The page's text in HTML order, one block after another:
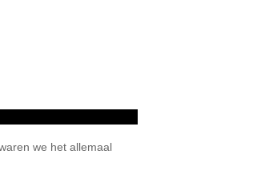
we het allemaal